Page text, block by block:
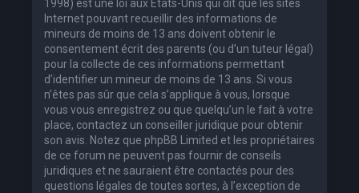
1998) est une loi aux États-Unis qui dit que les sites
Internet pouvant recueillir des informations de
mineurs de moins de 13 ans doivent obtenir le
consentement écrit des parents (ou d’un tuteur légal)
pour la collecte de ces informations permettant
d’identifier un mineur de moins de 13 ans. Si vous
n’êtes pas sûr que cela s’applique à vous, lorsque
vous vous enregistrez ou que quelqu’un le fait à votre
place, contactez un conseiller juridique pour obtenir
son avis. Notez que phpBB Limited et les propriétaires
de ce forum ne peuvent pas fournir de conseils
juridiques et ne sauraient être contactés pour des
questions légales de toutes sortes, à l’exception de